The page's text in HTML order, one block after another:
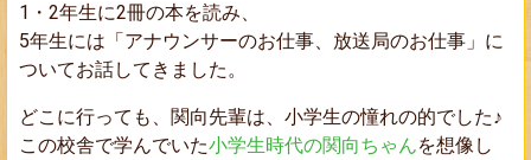
1・2年生に2冊の本を読み、
5年生には「アナウンサーのお仕事、放送局のお仕事」に
ついてお話してきました。
どこに行っても、関向先輩は、小学生の憧れの的でした♪
この校舎で学んでいた小学生時代の関向ちゃんを想像し